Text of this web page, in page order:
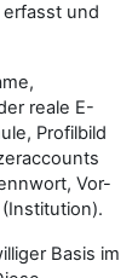
und
reale E-
Profilbild
Vor-
Basis im